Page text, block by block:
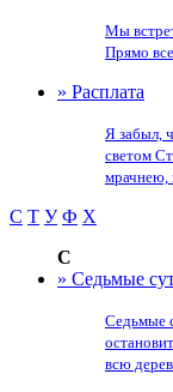
Мы
Прямо
» Расплата
Я забыл,
светом
мрачнею,
С Т У Ф Х
С
» Седьмые
Седьмые
всю